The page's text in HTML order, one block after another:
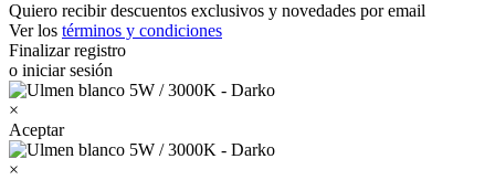
Quiero recibir descuentos exclusivos y novedades por email
Ver los términos y condiciones
Finalizar registro
o iniciar sesión
×
Aceptar
×